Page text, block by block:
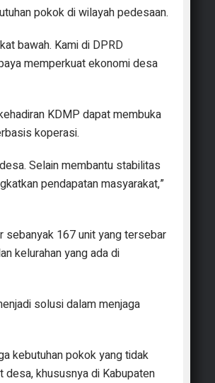
pokok di wilayah pedesaan.
bawah. Kami di DPRD
memperkuat ekonomi desa
KDMP dapat membuka
koperasi.
Selain membantu stabilitas
pendapatan masyarakat,”
sebanyak 167 unit yang tersebar
kelurahan yang ada di
solusi dalam menjaga
kebutuhan pokok yang tidak
khususnya di Kabupaten